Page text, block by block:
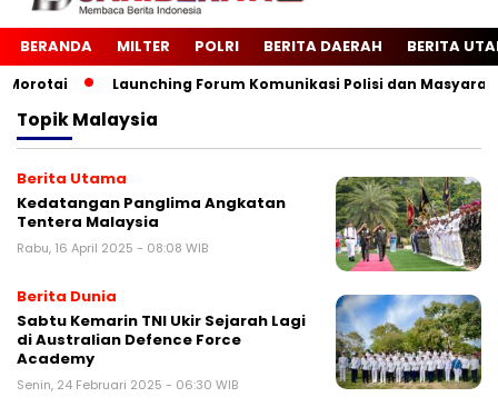
BERANDA MILTER POLRI BERITA DAERAH BERITA
Launching Forum Komunikasi Polisi dan Masyarakat
TopikMalaysia
Berita Utama
Kedatangan Panglima Angkatan
Tentera Malaysia
Rabu, 16 April 2025 - 08:08 WIB
Berita Dunia
Sabtu Kemarin TNI Ukir Sejarah Lagi
di Australian Defence Force
Academy
Senin, 24 Februari 2025 - 06:30 WIB